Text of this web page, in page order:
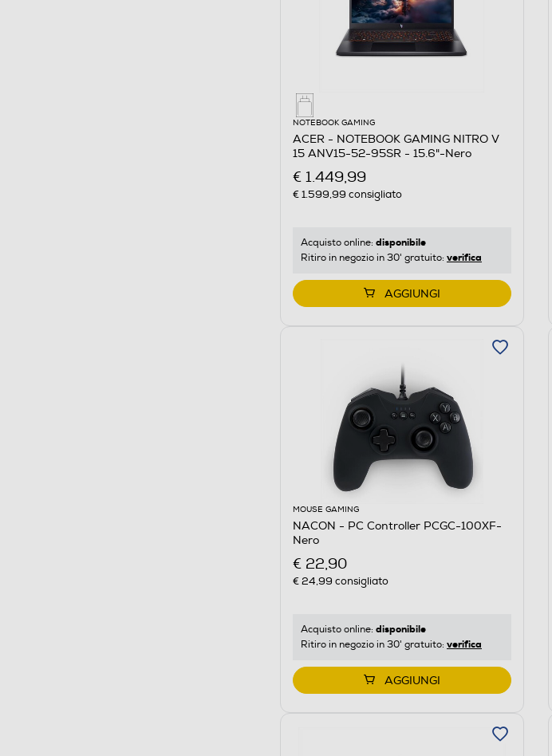
NOTEBOOK GAMING
ACER - NOTEBOOK GAMING NITRO V
15 ANV15-52-95SR - 15.6"-Nero
€ 1.449,99
€ 1.599,99 consigliato
Acquisto online: disponibile
Ritiro in negozio in 30' gratuito: verifica
AGGIUNGI
MOUSE GAMING
NACON - PC Controller PCGC-100XF-
Nero
€ 22,90
€ 24,99 consigliato
Acquisto online: disponibile
Ritiro in negozio in 30' gratuito: verifica
AGGIUNGI